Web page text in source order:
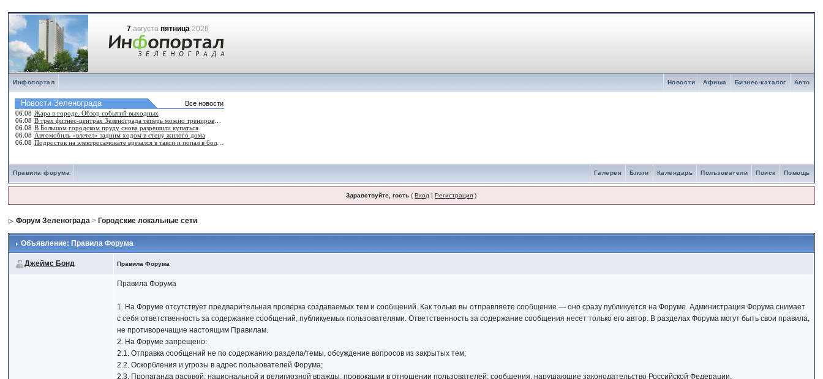
7 августапятница 2026
Инфопортал Авто
Бизнес-каталог
Афиша
Новости
Правила форума Помощь
Поиск
Пользователи
Календарь
Блоги
Галерея
Здравствуйте, гость (Вход |Регистрация )
Форум Зеленограда > Городские локальные сети
Объявление: Правила Форума
Джеймс Бонд Правила Форума
Правила Форума
1. На Форуме отсутствует предварительная проверка создаваемых тем и сообщений. Как только вы отправляете сообщение — оно сразу публикуется на Форуме. Администрация Форума снимает
с себя ответственность за содержание сообщений, публикуемых пользователями. Ответственность за содержание сообщения несет только его автор. В разделах Форума могут быть свои правила,
не противоречащие настоящим Правилам.
2. На Форуме запрещено:
2.1. Отправка сообщений не по содержанию раздела/темы, обсуждение вопросов из закрытых тем;
2.2. Оскорбления и угрозы в адрес пользователей Форума;
2.3. Пропаганда расовой, национальной и религиозной вражды, провокации в отношении пользователей; сообщения, нарушающие законодательство Российской Федерации.